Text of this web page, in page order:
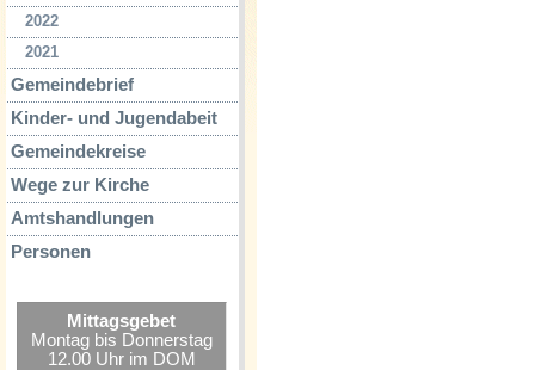
2022
2021
Gemeindebrief
Kinder- und Jugendabeit
Gemeindekreise
Wege zur Kirche
Amtshandlungen
Personen
Mittagsgebet
Montag bis Donnerstag
12.00 Uhr im DOM